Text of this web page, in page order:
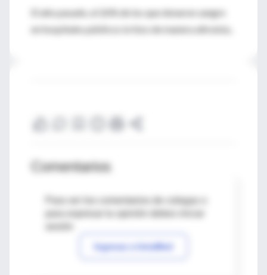
El año pasado, el 26% de los que donaron sangre
en hospitales públicos lo hizo de manera altruista..
Comentarios
Para ver los comentarios de colegas o
Ingresar a IntraMed